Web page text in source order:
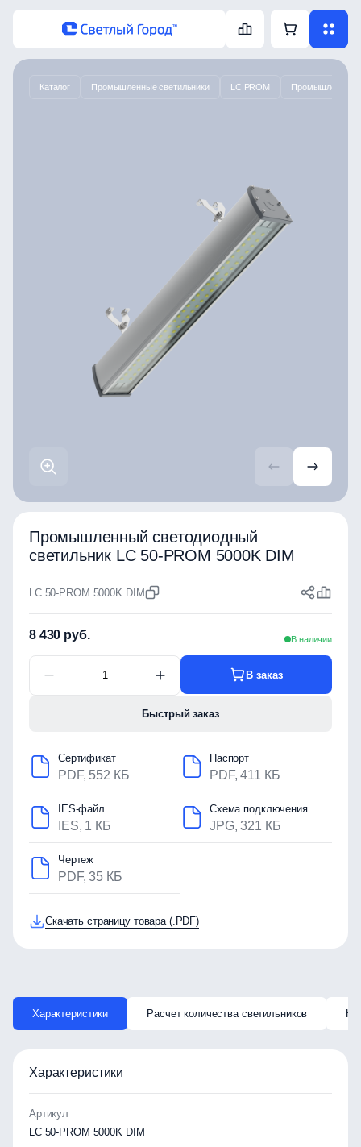
Каталог Промышленные светильники LC PROM Промышленный
Промышленный светодиодный
светильник LC 50-PROM 5000K DIM
LC 50-PROM 5000K DIM
8 430 руб. В наличии
В заказ
Быстрый заказ
Сертификат
PDF, 552 КБ
Паспорт
PDF, 411 КБ
IES-файл
IES, 1 КБ
Схема подключения
JPG, 321 КБ
Чертеж
PDF, 35 КБ
Скачать страницу товара (.PDF)
Характеристики Расчет количества светильников
Характеристики
Артикул
LC 50-PROM 5000K DIM